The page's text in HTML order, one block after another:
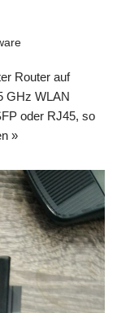
Router auf
GHz WLAN
oder RJ45, so
»